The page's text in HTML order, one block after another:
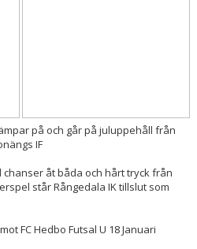
på och går på juluppehåll från
IF
åt båda och hårt tryck från
står Rångedala IK tillslut som
FC Hedbo Futsal U 18 Januari